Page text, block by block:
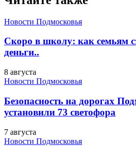
Новости Подмосковья
Скоро в школу: как семьям
деньги..
8 августа
Новости Подмосковья
Безопасность на дорогах
установили 73 светофора
7 августа
Новости Подмосковья